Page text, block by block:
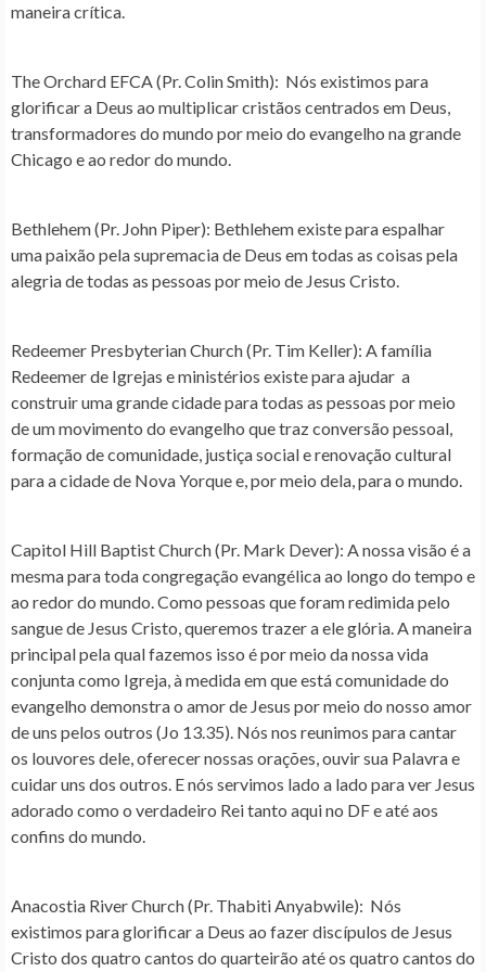
maneira crítica.
The Orchard EFCA (Pr. Colin Smith): Nós existimos para
glorificar a Deus ao multiplicar cristãos centrados em Deus,
transformadores do mundo por meio do evangelho na grande
Chicago e ao redor do mundo.
Bethlehem (Pr. John Piper): Bethlehem existe para espalhar
uma paixão pela supremacia de Deus em todas as coisas pela
alegria de todas as pessoas por meio de Jesus Cristo.
Redeemer Presbyterian Church (Pr. Tim Keller): A família
Redeemer de Igrejas e ministérios existe para ajudar a
construir uma grande cidade para todas as pessoas por meio
de um movimento do evangelho que traz conversão pessoal,
formação de comunidade, justiça social e renovação cultural
para a cidade de Nova Yorque e, por meio dela, para o mundo.
Capitol Hill Baptist Church (Pr. Mark Dever): A nossa visão é a
mesma para toda congregação evangélica ao longo do tempo e
ao redor do mundo. Como pessoas que foram redimida pelo
sangue de Jesus Cristo, queremos trazer a ele glória. A maneira
principal pela qual fazemos isso é por meio da nossa vida
conjunta como Igreja, à medida em que está comunidade do
evangelho demonstra o amor de Jesus por meio do nosso amor
de uns pelos outros (Jo 13.35). Nós nos reunimos para cantar
os louvores dele, oferecer nossas orações, ouvir sua Palavra e
cuidar uns dos outros. E nós servimos lado a lado para ver Jesus
adorado como o verdadeiro Rei tanto aqui no DF e até aos
confins do mundo.
Anacostia River Church (Pr. Thabiti Anyabwile): Nós
existimos para glorificar a Deus ao fazer discípulos de Jesus
Cristo dos quatro cantos do quarteirão até os quatro cantos do